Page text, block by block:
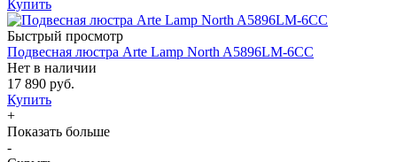
Купить
Быстрый просмотр
Подвесная люстра Arte Lamp North A5896LM-6CC
Нет в наличии
17 890 руб.
Купить
+
Показать больше
-